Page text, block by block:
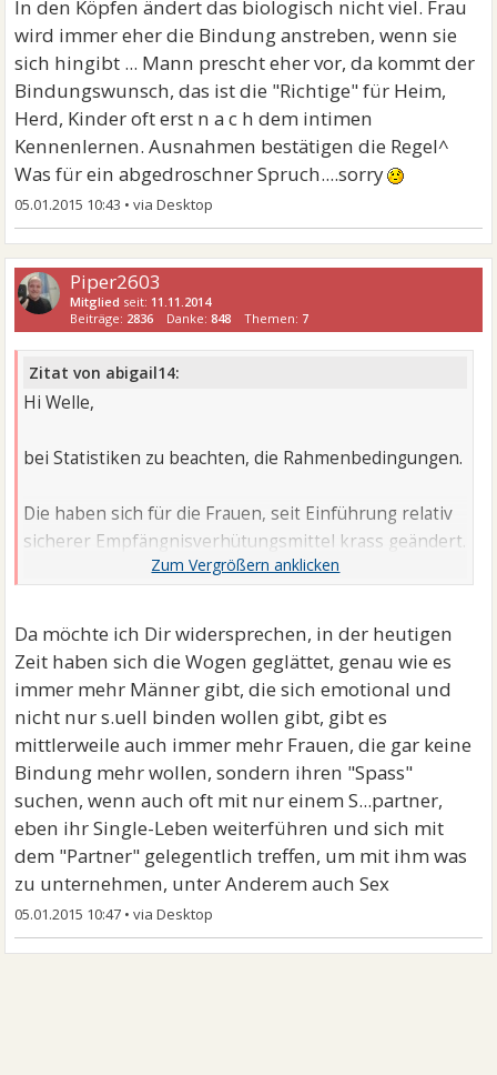
In den Köpfen ändert das biologisch nicht viel. Frau
wird immer eher die Bindung anstreben, wenn sie
sich hingibt ... Mann prescht eher vor, da kommt der
Bindungswunsch, das ist die "Richtige" für Heim,
Herd, Kinder oft erst n a c h dem intimen
Kennenlernen. Ausnahmen bestätigen die Regel^
Was für ein abgedroschner Spruch....sorry
05.01.2015 10:43 •
Piper2603
Mitglied seit: 11.11.2014
Beiträge: 2836 Danke:848 Themen: 7
Zitat von abigail14:
Hi Welle,
bei Statistiken zu beachten, die Rahmenbedingungen.
Die haben sich für die Frauen, seit Einführung relativ
sicherer Empfängnisverhütungsmittel krass geändert.
Will heißen, auch die Frau kann nun, ohne Angst einer
Partnersuche gehen.
In den Köpfen ändert das biologisch nicht viel. Frau
wird immer eher die Bindung anstreben, wenn sie
sich hingibt ... Mann prescht eher vor, da kommt der
Bindungswunsch, das ist die "Richtige" für Heim, Herd,
Kinder erst n a c h dem intimen Kennenlernen.
Ausnahmen bestätigen die Regel^ Was für ein
abgedroschner Spruch....sorry
Da möchte ich Dir widersprechen, in der heutigen
Zeit haben sich die Wogen geglättet, genau wie es
immer mehr Männer gibt, die sich emotional und
nicht nur s.uell binden wollen gibt, gibt es
mittlerweile auch immer mehr Frauen, die gar keine
Bindung mehr wollen, sondern ihren "Spass"
suchen, wenn auch oft mit nur einem S...partner,
eben ihr Single-Leben weiterführen und sich mit
dem "Partner" gelegentlich treffen, um mit ihm was
zu unternehmen, unter Anderem auch Sex
05.01.2015 10:47 •